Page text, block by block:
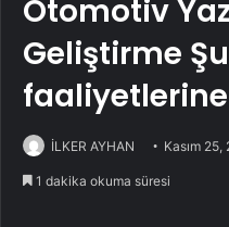
Otomotiv
Geliştirme
İLKER AYHAN Kasım 25,
1 dakika okuma süresi